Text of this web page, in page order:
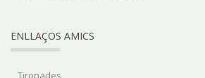
ENLLAÇOS AMICS
Tironades